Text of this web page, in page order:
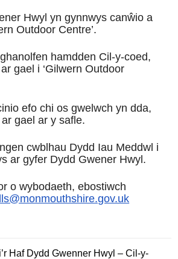
Hwyl yn gynnwys canŵio a
Outdoor Centre’.
hamdden Cil-y-coed,
gael i ‘Gilwern Outdoor
efo chi os gwelwch yn dda,
gael ar y safle.
cwblhau Dydd Iau Meddwl i
ar gyfer Dydd Gwener Hwyl.
o wybodaeth, ebostiwch
Haf Dydd Gwenner Hwyl – Cil-y-